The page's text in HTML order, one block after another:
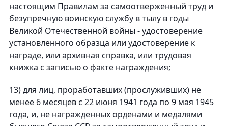
настоящим Правилам за самоотверженный труд и
безупречную воинскую службу в тылу в годы
Великой Отечественной войны - удостоверение
установленного образца или удостоверение к
награде, или архивная справка, или трудовая
книжка с записью о факте награждения;
13) для лиц, проработавших (прослуживших) не
менее 6 месяцев с 22 июня 1941 года по 9 мая 1945
года, и, не награжденных орденами и медалями